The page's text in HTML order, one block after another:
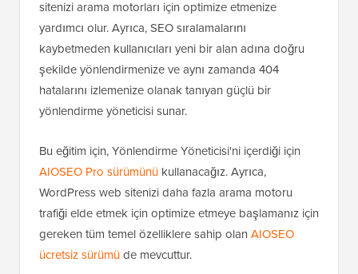
sitenizi arama motorları için optimize etmenize
yardımcı olur. Ayrıca, SEO sıralamalarını
kaybetmeden kullanıcıları yeni bir alan adına doğru
şekilde yönlendirmenize ve aynı zamanda 404
hatalarını izlemenize olanak tanıyan güçlü bir
yönlendirme yöneticisi sunar.
Bu eğitim için, Yönlendirme Yöneticisi'ni içerdiği için
AIOSEO Pro sürümünü kullanacağız. Ayrıca,
WordPress web sitenizi daha fazla arama motoru
trafiği elde etmek için optimize etmeye başlamanız için
gereken tüm temel özelliklere sahip olan AIOSEO
ücretsiz sürümüde mevcuttur.